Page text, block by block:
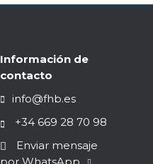
Información de
contacto
info@fhb.es
+34 669 28 70 98
Enviar mensaje